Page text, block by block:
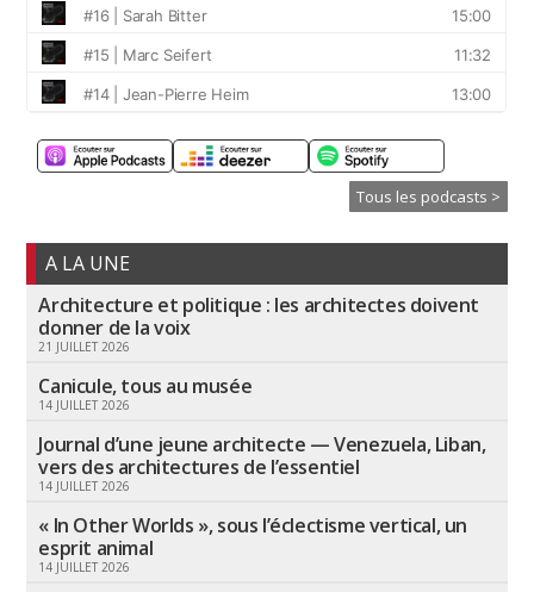
Tous les podcasts >
A LA UNE
Architecture et politique : les architectes doivent
donner de la voix
21 JUILLET 2026
Canicule, tous au musée
14 JUILLET 2026
Journal d’une jeune architecte — Venezuela, Liban,
vers des architectures de l’essentiel
14 JUILLET 2026
« In Other Worlds », sous l’éclectisme vertical, un
esprit animal
14 JUILLET 2026